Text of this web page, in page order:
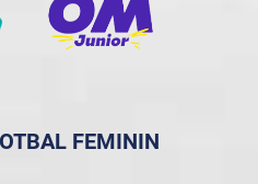
FEMININ